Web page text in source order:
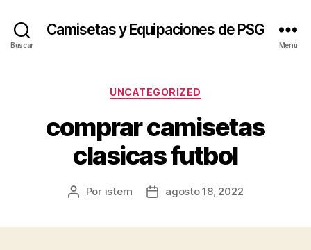
Buscar
Camisetas y Equipaciones de PSG
Menú
Categorías
UNCATEGORIZED
comprar camisetas
clasicas futbol
Autor
Por istern
Fechaagosto 18, 2022